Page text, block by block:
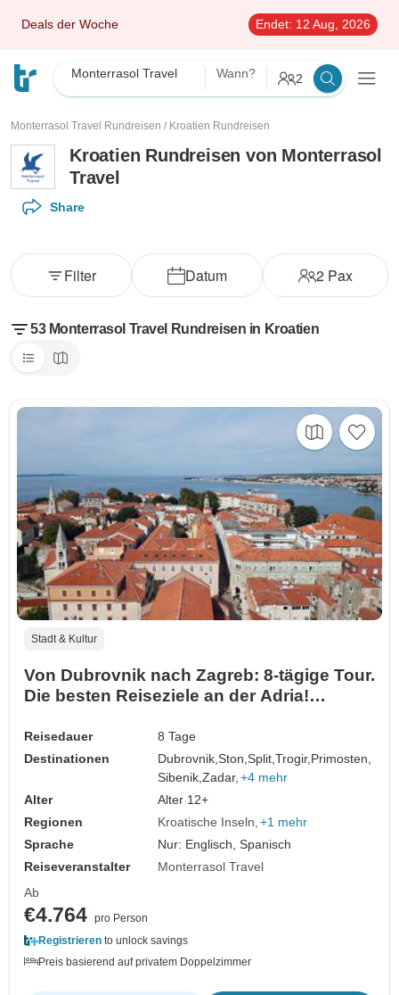
Deals der Woche Endet: 12 Aug, 2026
Monterrasol Travel Wann? 2
Monterrasol Travel Rundreisen / Kroatien Rundreisen
Kroatien Rundreisen von Monterrasol
Travel
Share
Datum 2 Pax
Filter
53 Monterrasol Travel Rundreisen in Kroatien
Stadt & Kultur
Von Dubrovnik nach Zagreb: 8-tägige Tour.
Die besten Reiseziele an der Adria!
Zadar und mehr! UNESCO-Stätten. Antike
ummauerte Städte. Viel Geschichte,
venezianische Architektur und malerische
Aussichten. Leb…
Reisedauer
8 Tage
Destinationen
Dubrovnik,Ston,Split,Trogir, Primosten,
Sibenik,Zadar, +4 mehr
Alter
Alter 12+
Regionen
Kroatische Inseln +1 mehr
Sprache
Nur: Englisch, Spanisch
Reiseveranstalter
Monterrasol Travel
Ab
€4.764 pro Person
Registrieren to unlock savings
Preis basierend auf privatem Doppelzimmer